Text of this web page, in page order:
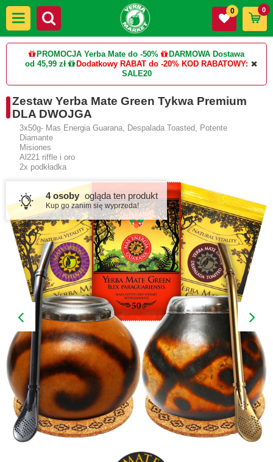
PROMOCJA Yerba Mate do -50%
DARMOWA Dostawa
od 45,99 zł
Dodatkowy RABAT do -20% KOD RABATOWY:
SALE20
0 0
Zestaw Yerba Mate Green Tykwa Premium
DLA DWOJGA
3x50g- Mas Energia Guarana, Despalada Toasted, Potente
Diamante
Misiones
Al221 riffle i oro
2x podkładka
4 osoby ogląda ten produkt
Kup go zanim się wyprzeda!